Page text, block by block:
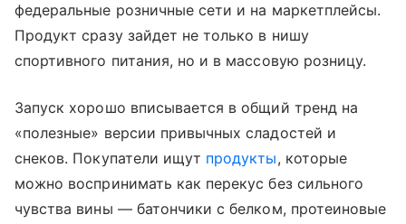
федеральные розничные сети и на маркетплейсы.
Продукт сразу зайдет не только в нишу
спортивного питания, но и в массовую розницу.
Запуск хорошо вписывается в общий тренд на
«полезные» версии привычных сладостей и
снеков. Покупатели ищут продукты, которые
можно воспринимать как перекус без сильного
чувства вины — батончики с белком, протеиновые